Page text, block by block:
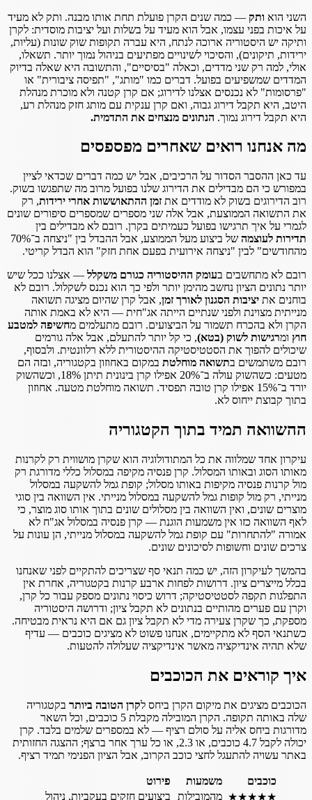
השני הוא ותק — כמה שנים הקרן פועלת תחת אותו מבנה. ותק לא מעיד
על איכות בפני עצמו, אבל הוא מעיד על בשלות ועל יציבות מוסדית: לקרן
ותיקה יש היסטוריה ארוכה לנתח, היא עברה תקופות שוק שונות (עליות,
ירידות, תיקונים), והסיכוי לשינויים מפתיעים בניהול נמוך יותר. תשאלו,
אולי, למה רק שני מדדים, וכאלה "בסיסיים", והתשובה היא שאלה בדיוק
המדדים שמשפיעים בפועל. דברים כמו "מותג", "תפיסה ציבורית" או
"פרסומות" לא נכנסים אצלנו לדירוג; אם קרן קטנה ולא מוכרת מנהלת
היטב, היא תקבל דירוג גבוה, ואם קרן ענקית עם מותג חזק מנהלת רע,
היא תקבל דירוג נמוך. הנתונים מנצחים את התדמית.
מה אנחנו רואים שאחרים מפספסים
עד כאן ההסבר הסדור על הרכיבים, אבל יש כמה דברים שכדאי לציין
במפורש כי הם מבדילים את הדירוג שלנו בפועל מרוב מה שתפגשו בשוק.
רוב הדירוגים בשוק לא מודדים את זמן ההתאוששות אחרי ירידות, רק
את התשואה הממוצעת, אבל אלה שני מספרים שמספרים סיפורים שונים
לגמרי על איך תרגישו בפועל כעמיתים בקרן. רובם לא מבדילים בין
תדירות לעוצמה
של ביצוע מעל הממוצע, אבל ההבדל בין "ניצחה ב־70%
מהחודשים" לבין "ניצחה אירועית בפעם אחת חזק" הוא הבדל קריטי.
רובם לא מתחשבים בעומק ההיסטוריה כגורם משקלל— אצלנו ככל שיש
יותר נתונים הציון נחשב מהימן יותר ולפי כך הוא נכנס לשקלול. רובם לא
בוחנים את יציבות הסגנון לאורך זמן, אבל קרן שהיום מציגה תשואה
מנייתית מצוינת ולפני שנתיים הייתה אג"חית — היא לא באמת אותה
הקרן ולא בהכרח תשמור על הביצועים. רובם מתעלמים מחשיפה למטבע
חוץ ומרגישות לשוק (בטא), כי קל יותר להתעלם, אבל אלה גורמים
שיכולים להפוך את הסטטיסטיקה ההיסטורית ללא רלוונטית. ולבסוף,
רובם משתמשים בתשואה מוחלטת במקום באחוזון בקטגוריה, ובזה הם
מטעים: כשהשוק עולה ב־20% אפילו קרן בינונית תיתן 18%, וכשהשוק
יורד ב־15% אפילו קרן טובה תפסיד. תשואה מוחלטת מטעה. אחוזון
בתוך קבוצת ייחוס לא.
ההשוואה תמיד בתוך הקטגוריה
עיקרון אחד שמלווה את כל המתודולוגיה הוא שקרן מושווית רק לקרנות
מאותו הסוג ובאותו המסלול. קרן פנסיה מקיפה במסלול כללי מדורגת רק
מול קרנות פנסיה מקיפות באותו מסלול; קופת גמל להשקעה במסלול
מנייתי, רק מול קופות גמל להשקעה במסלול מנייתי. אין השוואה בין סוגי
מוצרים שונים, ואין השוואה בין מסלולים שונים בתוך אותו סוג מוצר, כי
לאף השוואה כזו אין משמעות הוגנת — קרן פנסיה במסלול אג"ח לא
אמורה "להתחרות" עם קופת גמל להשקעה במסלול מנייתי, הן עונות על
צרכים שונים וחשופות לסיכונים שונים.
בהמשך לעיקרון הזה, יש כמה תנאי סף שצריכים להתקיים לפני שאנחנו
בכלל מייצרים ציון. דרושות לפחות ארבע קרנות בקטגוריה, אחרת אין
התפלגות תקפה לסטטיסטיקה; דרוש כיסוי נתונים מספק עבור כל קרן,
וקרן עם פערים מהותיים בנתונים לא תקבל ציון; ודרושה היסטוריה
מספקת, כך שקרן צעירה מדי לא תקבל ציון גם אם היא נראית מבטיחה.
כשתנאי הסף לא מתקיימים, אנחנו פשוט לא מציגים כוכבים — עדיף
שלא תהיה אינדיקציה מאשר אינדיקציה שעלולה להטעות.
איך קוראים את הכוכבים
הכוכבים מציגים את מיקום הקרן ביחס לקרן הטובה ביותר בקטגוריה
שלה באותה תקופה. הקרן המובילה מקבלת 5 כוכבים, וכל השאר
מדורגות ביחס אליה על סולם רציף — לא במספרים שלמים בלבד. קרן
יכולה לקבל 4.7 כוכבים, או 2.3, או כל ערך אחר ברצף; ההצגה החזותית
באתר עשויה להתעגל לחצי כוכב הקרוב, אבל הציון הפנימי תמיד רציף.
כוכבים משמעות
פירוט
★★★★★ מהמובילות ביצועים חזקים בעקביות, ניהול